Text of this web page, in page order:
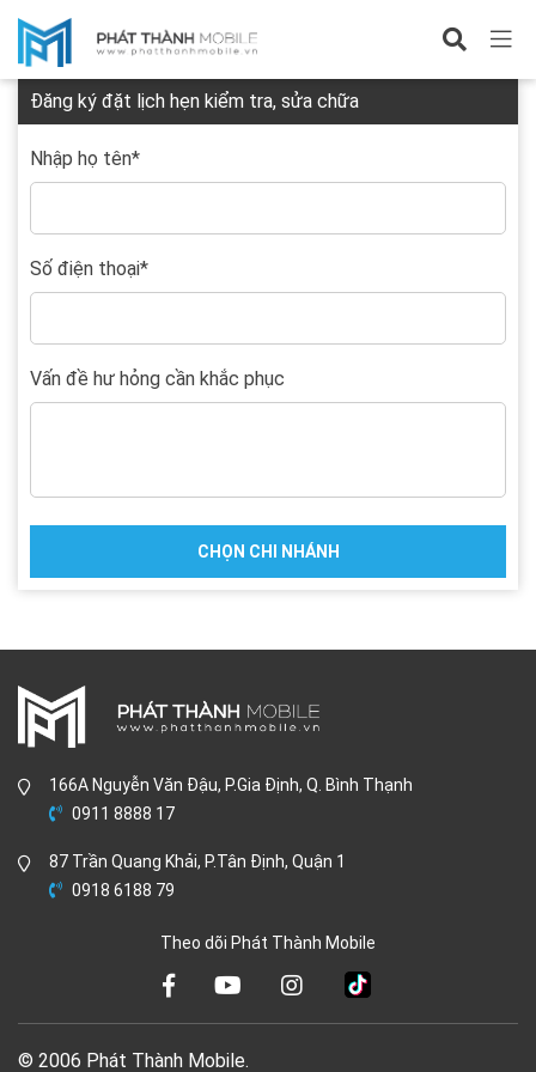
Đặt lịch hẹn
Đăng ký đặt lịch hẹn kiểm tra, sửa chữa
Nhập họ tên*
Số điện thoại*
Vấn đề hư hỏng cần khắc phục
CHỌN CHI NHÁNH
166A Nguyễn Văn Đậu, P.Gia Định, Q. Bình Thạnh
0911 8888 17
87 Trần Quang Khải, P.Tân Định, Quận 1
0918 6188 79
Theo dõi Phát Thành Mobile
© 2006 Phát Thành Mobile.